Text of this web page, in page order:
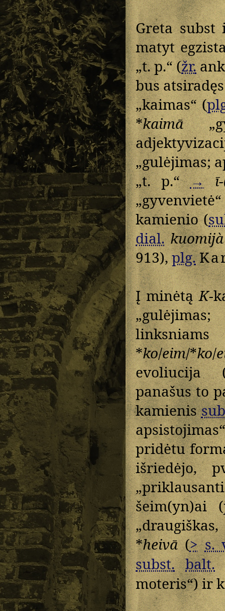
Greta subst
matyt
„t. p.“ (žr.
bus
„kaimas“ (
*kaimā
„gulėjimas;
„t. p.“→
kamienio (
dial. kuomijà
913),plg.
Į minėtąK-
*ko/eim/*ko/
evoliucija
panašus to
kamienis
pridėtu
išriedėjo,
šeim(yn)ai
*heivā(> s.
subst. balt.
moteris“) ir